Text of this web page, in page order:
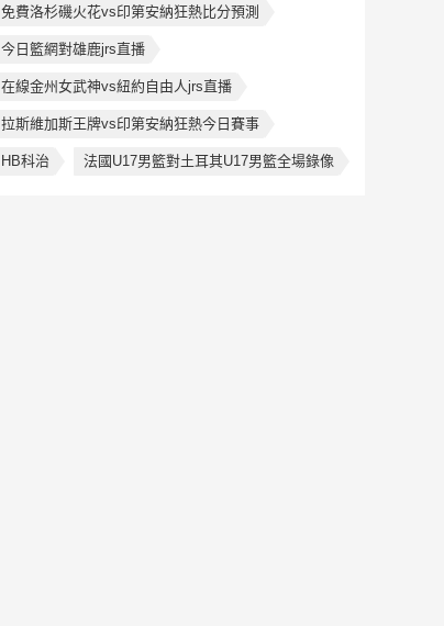
免費洛杉磯火花vs印第安納狂熱比分預測
今日籃網對雄鹿jrs直播
在線金州女武神vs紐約自由人jrs直播
拉斯維加斯王牌vs印第安納狂熱今日賽事
HB科治 法國U17男籃對土耳其U17男籃全場錄像